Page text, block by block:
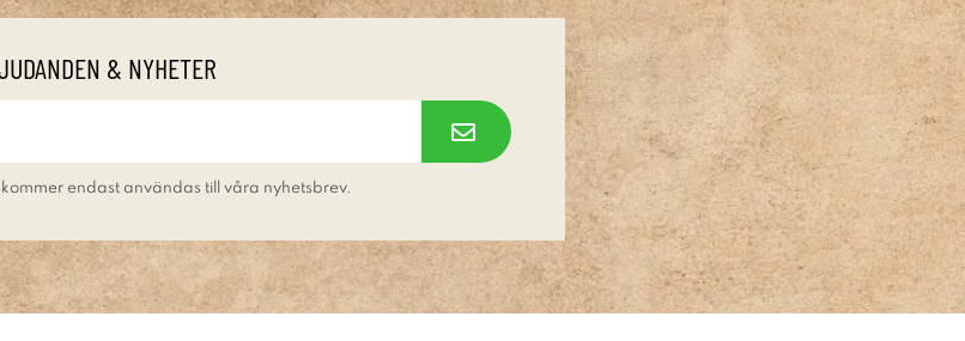
& NYHETER
endast användas till våra nyhetsbrev.